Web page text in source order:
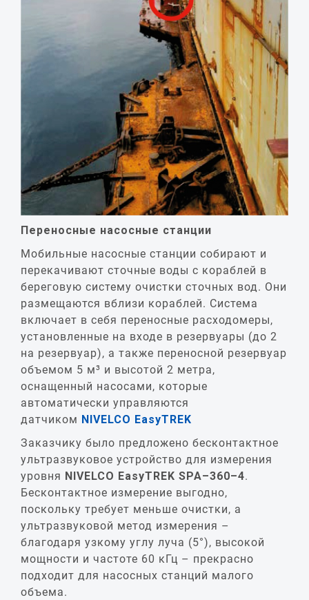
Переносные насосные станции
Мобильные насосные станции собирают и
перекачивают сточные воды с кораблей в
береговую систему очистки сточных вод. Они
размещаются вблизи кораблей. Система
включает в себя переносные расходомеры,
установленные на входе в резервуары (до 2
на резервуар), а также переносной резервуар
объемом 5 м³ и высотой 2 метра,
оснащенный насосами, которые
автоматически управляются
датчиком NIVELCO EasyTREK
Заказчику было предложено бесконтактное
ультразвуковое устройство для измерения
уровня NIVELCO EasyTREK SPA–360–4.
Бесконтактное измерение выгодно,
поскольку требует меньше очистки, а
ультразвуковой метод измерения –
благодаря узкому углу луча (5°), высокой
мощности и частоте 60 кГц – прекрасно
подходит для насосных станций малого
объема.